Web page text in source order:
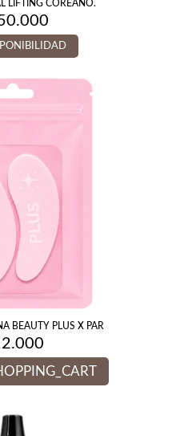
LIFTING COREANO.
BEAUTY PLUS X PAR